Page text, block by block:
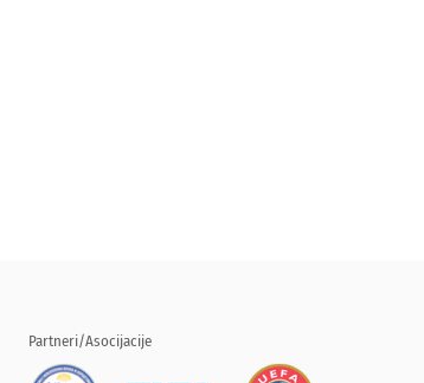
Partneri/Asocijacije